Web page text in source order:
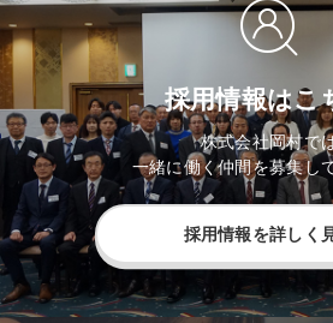
採用情報はこ
株式会社岡村で
一緒に働く仲間を募集し
採用情報を詳しく